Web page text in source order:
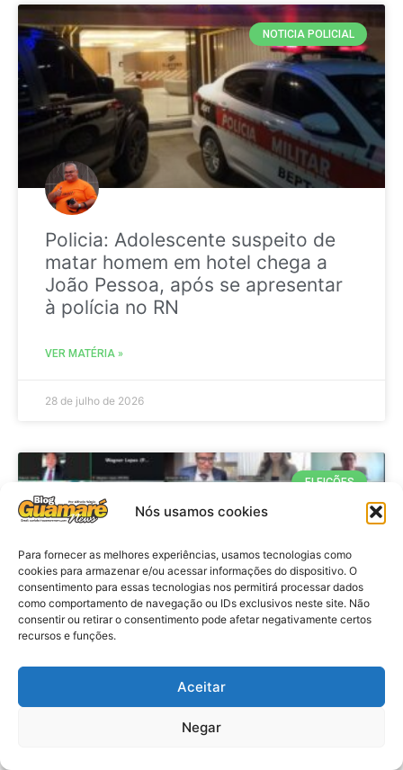
Nós usamos cookies
Para fornecer as melhores experiências, usamos tecnologias como
cookies para armazenar e/ou acessar informações do dispositivo. O
consentimento para essas tecnologias nos permitirá processar dados
como comportamento de navegação ou IDs exclusivos neste site. Não
consentir ou retirar o consentimento pode afetar negativamente certos
recursos e funções.
Aceitar
Negar
NOTICIA POLICIAL
Policia: Adolescente suspeito de
matar homem em hotel chega a
João Pessoa, após se apresentar
à polícia no RN
VER MATÉRIA »
28 de julho de 2026
ELEIÇÕES
Eleições 2026: procuradores e
promotores eleitorais realizam
reunião de alinhamento no RN